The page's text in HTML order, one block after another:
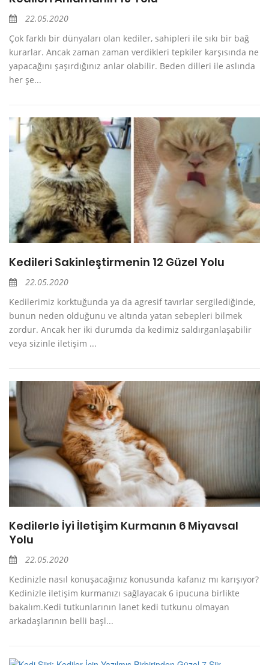
22.05.2020
Çok farklı bir dünyaları olan kediler, sahipleri ile sıkı bir bağ
kurarlar. Ancak zaman zaman verdikleri tepkiler karşısında ne
yapacağını şaşırdığınız anlar olabilir. Beden dilleri ile aslında
her şe...
Kedileri Sakinleştirmenin 12 Güzel Yolu
22.05.2020
Kedilerimiz korktuğunda ya da agresif tavırlar sergilediğinde,
bunun neden olduğunu ve altında yatan sebepleri bilmek
zordur. Ancak her iki durumda da kedimiz saldırganlaşabilir
veya sizinle iletişim ...
Kedilerle İyi İletişim Kurmanın 6 Miyavsal
Yolu
22.05.2020
Kedinizle nasıl konuşacağınız konusunda kafanız mı karışıyor?
Kedinizle iletişim kurmanızı sağlayacak 6 ipucuna birlikte
bakalım.Kedi tutkunlarının lanet kedi tutkunu olmayan
arkadaşlarının belli başl...